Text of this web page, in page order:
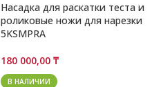
Насадка для раскатки теста и
роликовые ножи для нарезки
5KSMPRA
180 000,00 ₸
В НАЛИЧИИ